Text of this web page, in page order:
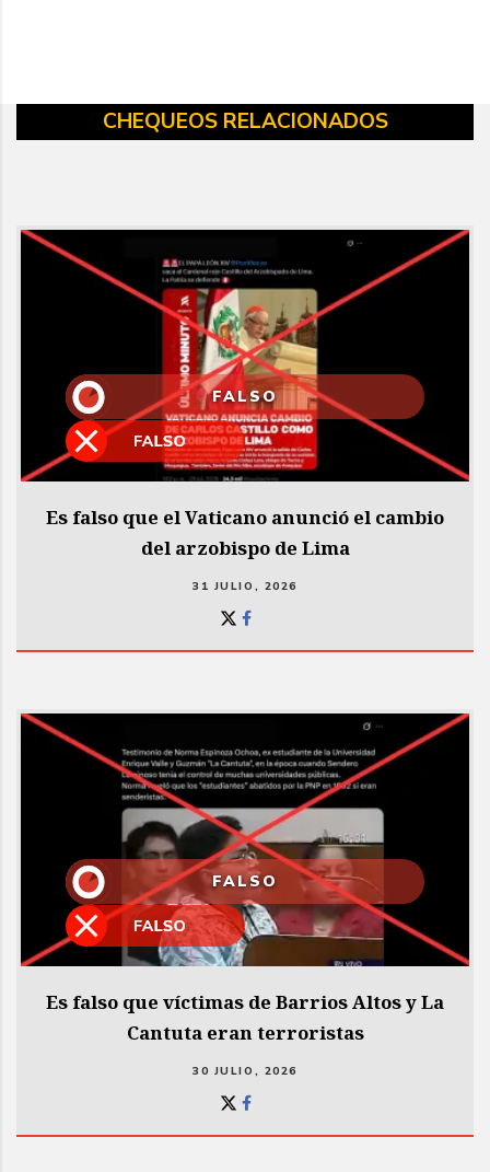
CHEQUEOS RELACIONADOS
FALSO
Es falso que el Vaticano anunció el cambio
del arzobispo de Lima
31 JULIO, 2026
FALSO
Es falso que víctimas de Barrios Altos y La
Cantuta eran terroristas
30 JULIO, 2026